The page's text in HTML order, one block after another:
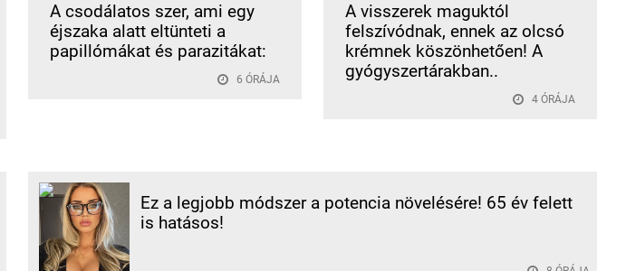
A csodálatos szer, ami egy
éjszaka alatt eltünteti a
papillómákat és parazitákat:
6 ÓRÁJA
A visszerek maguktól
felszívódnak, ennek az olcsó
krémnek köszönhetően! A
gyógyszertárakban..
4 ÓRÁJA
Ez a legjobb módszer a potencia növelésére! 65 év felett
is hatásos!